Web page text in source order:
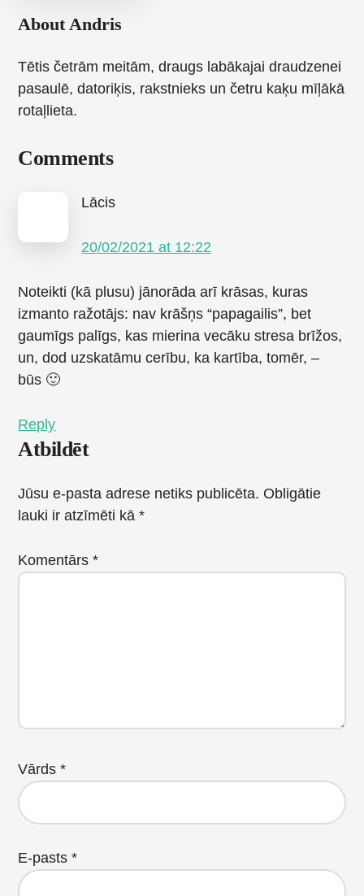
About Andris
Tētis četrām meitām, draugs labākajai draudzenei
pasaulē, datoriķis, rakstnieks un četru kaķu mīļākā
rotaļlieta.
Reader
Interactions
Comments
Lācis
20/02/2021 at 12:22
Noteikti (kā plusu) jānorāda arī krāsas, kuras
izmanto ražotājs: nav krāšņs “papagailis”, bet
gaumīgs palīgs, kas mierina vecāku stresa brīžos,
un, dod uzskatāmu cerību, ka kartība, tomēr, –
būs 🙂
Reply
Atbildēt
Jūsu e-pasta adrese netiks publicēta. Obligātie
lauki ir atzīmēti kā*
Komentārs*
Vārds*
E-pasts*